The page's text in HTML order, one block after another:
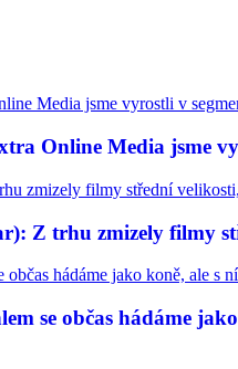
Online Media jsme
Z trhu zmizely filmy
se občas hádáme